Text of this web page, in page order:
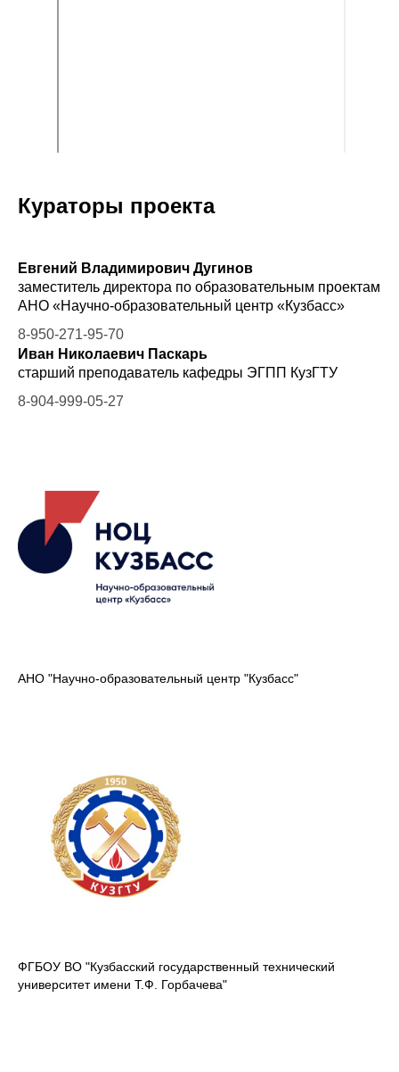
Кураторы проекта
Евгений Владимирович Дугинов
заместитель директора по образовательным проектам
АНО «Научно-образовательный центр «Кузбасс»
8-950-271-95-70
Иван Николаевич Паскарь
старший преподаватель кафедры ЭГПП КузГТУ
8-904-999-05-27
АНО "Научно-образовательный центр "Кузбасс"
ФГБОУ ВО "Кузбасский государственный технический
университет имени Т.Ф. Горбачева"